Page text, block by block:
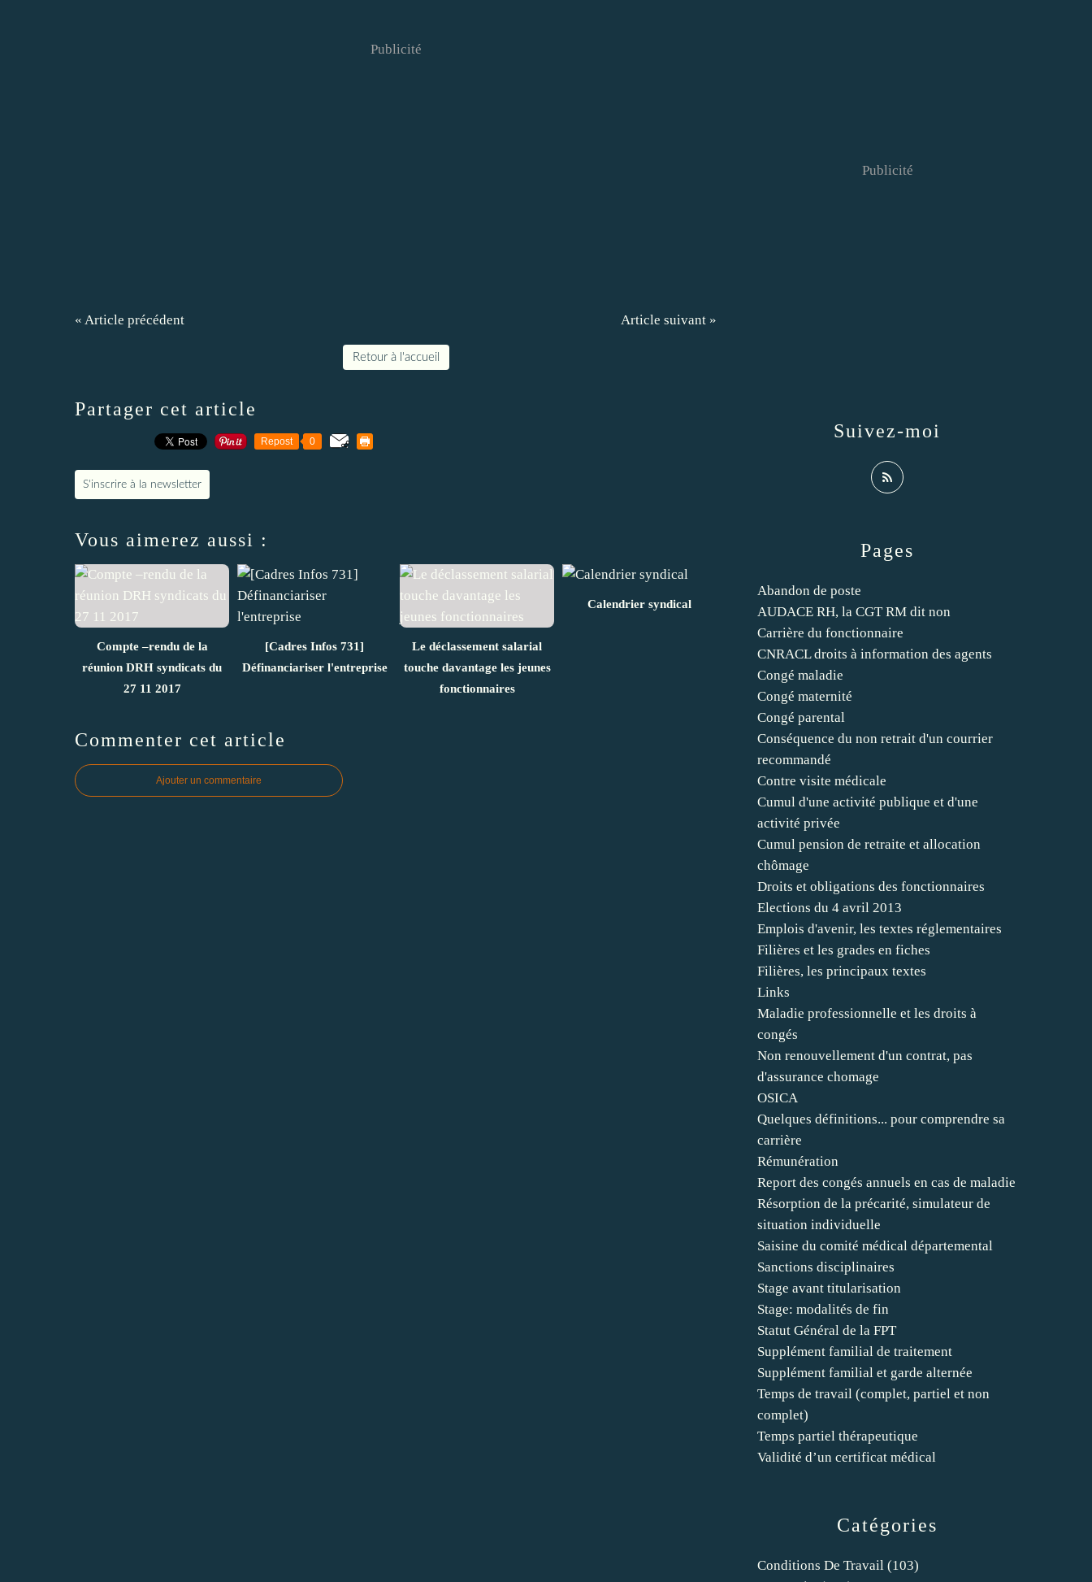
Publicité
« Article précédent Article suivant »
Retour à l'accueil
Partager cet article
Repost 0
S'inscrire à la newsletter
Vous aimerez aussi :
Compte –rendu de la
réunion DRH syndicats du
27 11 2017
[Cadres Infos 731]
Définanciariser l'entreprise
Le déclassement salarial
touche davantage les jeunes
fonctionnaires
Calendrier syndical
Commenter cet article
Ajouter un commentaire
Catégories
Conditions De Travail (103)
Pages
Abandon de poste
AUDACE RH, la CGT RM dit non
Carrière du fonctionnaire
CNRACL droits à information des agents
Congé maladie
Congé maternité
Congé parental
Conséquence du non retrait d'un courrier
recommandé
Contre visite médicale
Cumul d'une activité publique et d'une
activité privée
Cumul pension de retraite et allocation
chômage
Droits et obligations des fonctionnaires
Elections du 4 avril 2013
Emplois d'avenir, les textes réglementaires
Filières et les grades en fiches
Filières, les principaux textes
Links
Maladie professionnelle et les droits à
congés
Non renouvellement d'un contrat, pas
d'assurance chomage
OSICA
Quelques définitions... pour comprendre sa
carrière
Rémunération
Report des congés annuels en cas de maladie
Résorption de la précarité, simulateur de
situation individuelle
Saisine du comité médical départemental
Sanctions disciplinaires
Stage avant titularisation
Stage: modalités de fin
Statut Général de la FPT
Supplément familial de traitement
Supplément familial et garde alternée
Temps de travail (complet, partiel et non
complet)
Temps partiel thérapeutique
Validité d’un certificat médical
Suivez-moi
Publicité